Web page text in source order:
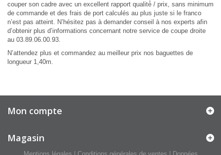
couper son cadre avec un excellent rapport qualité́ / prix, sans minimum
de commande et des frais de port calculés au plus juste si le franco
n’est pas atteint. N’hésitez pas à demander conseil à nos experts afin
d’obtenir plus d’informations concernant notre service de coupe droite
au 03.89.06.00.93.
N’attendez plus et commandez au meilleur prix nos baguettes de
longueur 1,40m.
Mon compte
Magasin